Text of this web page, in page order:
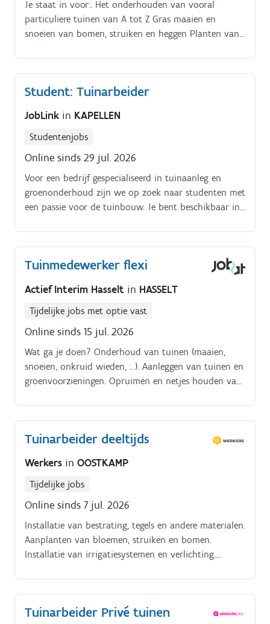
Je staat in voor:. Het onderhouden van vooral
particuliere tuinen van A tot Z Gras maaien en
snoeien van bomen, struiken en heggen Planten van
en verzorgen van de bodem
Student: Tuinarbeider
JobLink in KAPELLEN
Studentenjobs
Online sinds 29 jul. 2026
Voor een bedrijf gespecialiseerd in tuinaanleg en
groenonderhoud zijn we op zoek naar studenten met
een passie voor de tuinbouw. Je bent beschikbaar in
aanleg, renovatie en onderhoud van tuinen en
bedrijfsterreinen;- grondbewerkingen;- snoeien;-
Tuinmedewerker flexi
Actief Interim Hasselt in HASSELT
Tijdelijke jobs met optie vast
Online sinds 15 jul. 2026
Wat ga je doen? Onderhoud van tuinen (maaien,
snoeien, onkruid wieden, …). Aanleggen van tuinen en
groenvoorzieningen. Opruimen en netjes houden van
Tuinarbeider deeltijds
Werkers in OOSTKAMP
Tijdelijke jobs
Online sinds 7 jul. 2026
Installatie van bestrating, tegels en andere materialen.
Aanplanten van bloemen, struiken en bomen.
Installatie van irrigatiesystemen en verlichting.
Tuinarbeider Privé tuinen